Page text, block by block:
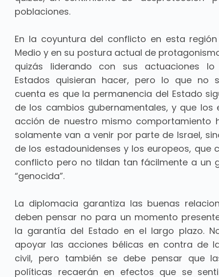
poblaciones.
En la coyuntura del conflicto en esta
Medio y en su postura actual de
quizás liderando con sus actuaciones
Estados quisieran hacer, pero lo que no
cuenta es que la permanencia del Estado
de los cambios gubernamentales, y que los
acción de nuestro mismo comportamiento
solamente van a venir por parte de Israel,
de los estadounidenses y los europeos, que
conflicto pero no tildan tan fácilmente a un
“genocida”.
La diplomacia garantiza las buenas
deben pensar no para un momento
la garantía del Estado en el largo plazo.
apoyar las acciones bélicas en contra de
civil, pero también se debe pensar que
políticas recaerán en efectos que se